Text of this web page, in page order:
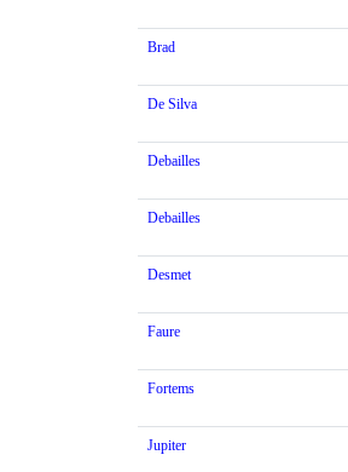
Brad
De Silva
Debailles
Debailles
Desmet
Faure
Fortems
Jupiter